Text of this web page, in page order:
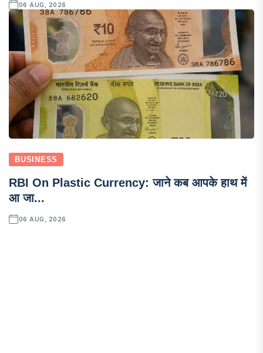
06 AUG, 2026
BUSINESS
RBI On Plastic Currency: जाने कब आपके हाथ में
आ जा...
06 AUG, 2026